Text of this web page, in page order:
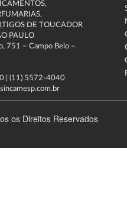
DE TOUCADOR
PAULO
751 – Campo Belo –
| (11) 5572-4040
os Direitos Reservados